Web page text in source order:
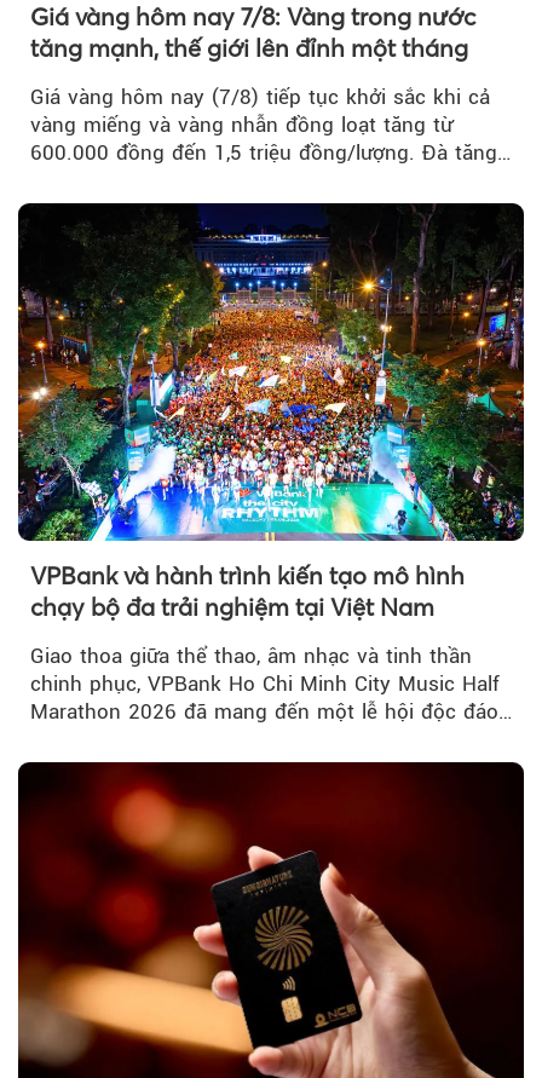
Giá vàng hôm nay 7/8: Vàng trong nước
tăng mạnh, thế giới lên đỉnh một tháng
Giá vàng hôm nay (7/8) tiếp tục khởi sắc khi cả
vàng miếng và vàng nhẫn đồng loạt tăng từ
600.000 đồng đến 1,5 triệu đồng/lượng. Đà tăng
vàng thế giới bứt phá lên mức cao nhất trong
một tháng.
VPBank và hành trình kiến tạo mô hình
chạy bộ đa trải nghiệm tại Việt Nam
Giao thoa giữa thể thao, âm nhạc và tinh thần
chinh phục, VPBank Ho Chi Minh City Music Half
Marathon 2026 đã mang đến một lễ hội độc đáo